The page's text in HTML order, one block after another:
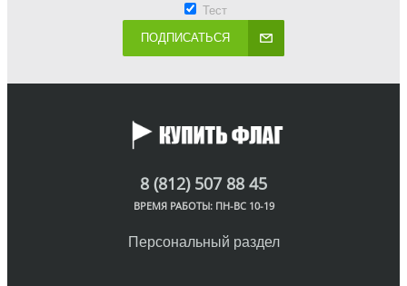
Тест
ПОДПИСАТЬСЯ
8 (812) 507 88 45
ВРЕМЯ РАБОТЫ: ПН-ВС 10-19
Персональный раздел